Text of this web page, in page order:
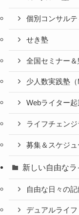
個別コンサル
せき塾
全国セミナー＆
少人数実践塾（
Webライター
ライフチェンジ
募集＆スケジュ
新しい自由な
自由な日々の記
デュアルライ